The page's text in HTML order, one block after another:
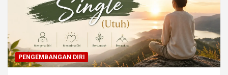
PENGEMBANGAN DIRI